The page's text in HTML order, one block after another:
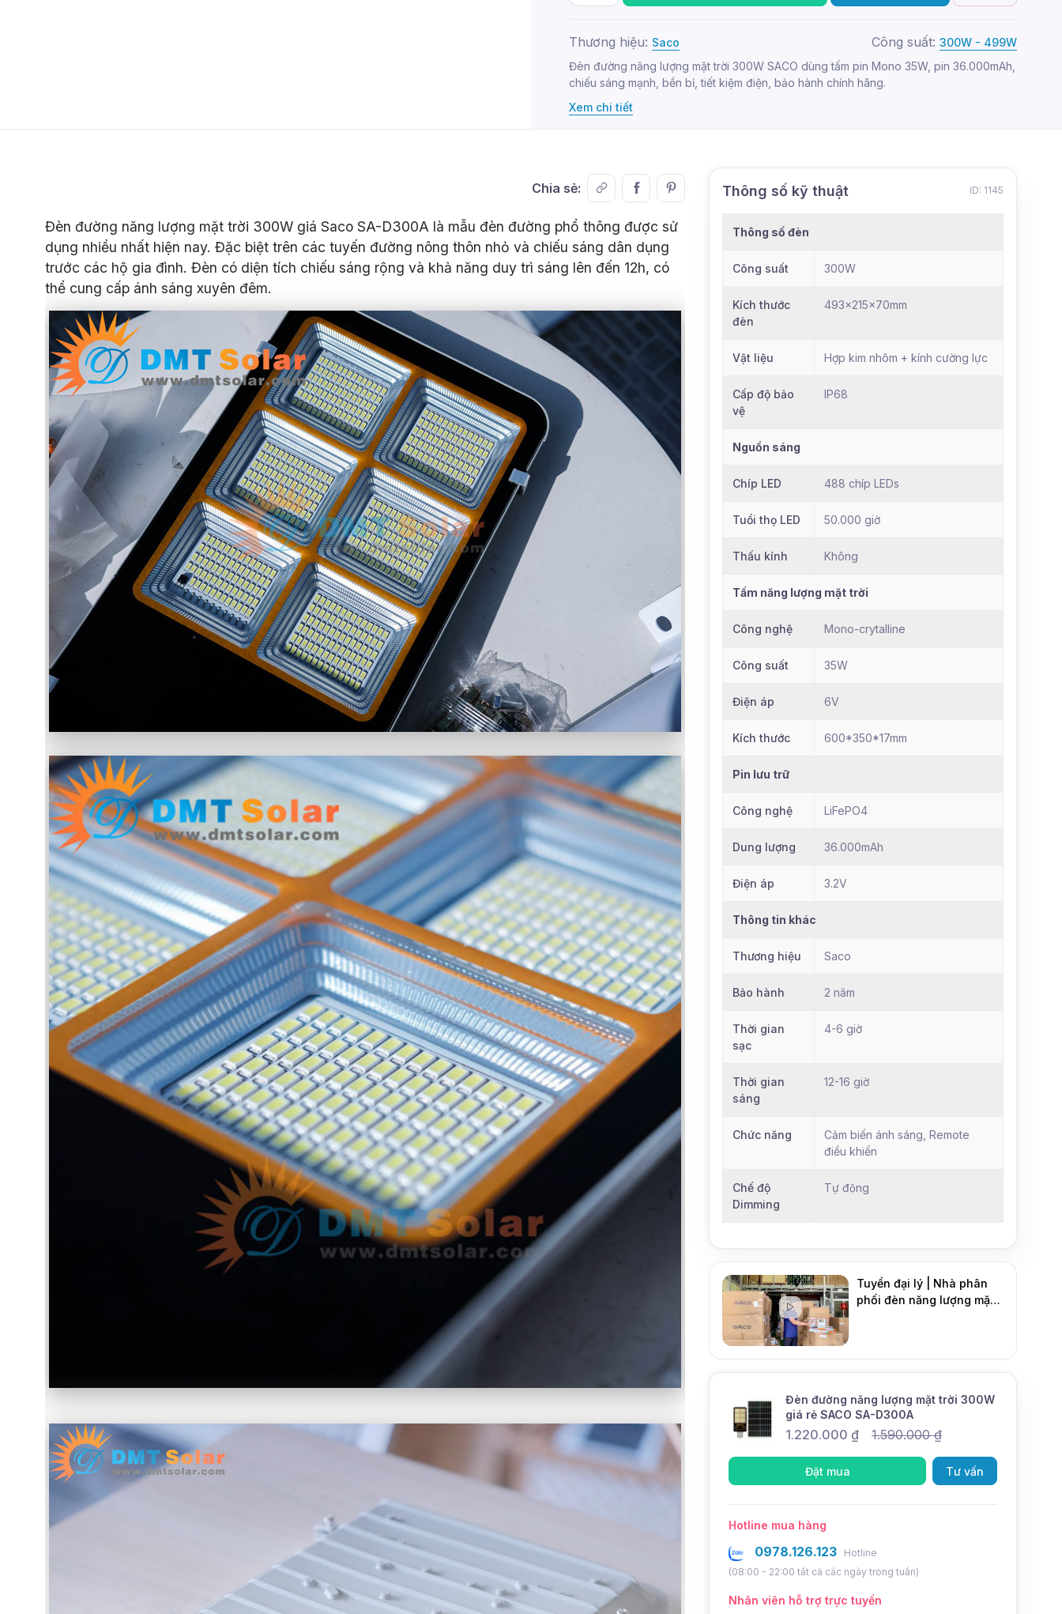
Thương hiệu: Saco Công suất: 300W - 499W
Đèn đường năng lượng mặt trời 300W SACO dùng tấm pin Mono 35W, pin 36.000mAh,
chiếu sáng mạnh, bền bỉ, tiết kiệm điện, bảo hành chính hãng.
Xem chi tiết
Chia sẻ:
Đèn đường năng lượng mặt trời 300W giá Saco SA-D300A là mẫu đèn đường phổ thông được sử
dụng nhiều nhất hiện nay. Đặc biệt trên các tuyến đường nông thôn nhỏ và chiếu sáng dân dụng
trước các hộ gia đình. Đèn có diện tích chiếu sáng rộng và khả năng duy trì sáng lên đến 12h, có
thể cung cấp ánh sáng xuyên đêm.
Thông số kỹ thuật ID: 1145
Thông số đèn
Công suất 300W
Kích thước
đèn
493x215x70mm
Vật liệu Hợp kim nhôm + kính cường lực
Cấp độ bảo
vệ
IP68
Nguồn sáng
Chíp LED 488 chíp LEDs
Tuổi thọ LED 50.000 giờ
Thấu kính Không
Tấm năng lượng mặt trời
Công nghệ Mono-crytalline
Công suất 35W
Điện áp 6V
Kích thước 600*350*17mm
Pin lưu trữ
Công nghệ LiFePO4
Dung lượng 36.000mAh
Điện áp 3.2V
Thông tin khác
Thương hiệu Saco
Bảo hành 2 năm
Thời gian
sạc
4-6 giờ
Thời gian
sáng
12-16 giờ
Chức năng
Cảm biến ánh sáng, Remote
điều khiển
Chế độ
Dimming
Tự động
Tuyển đại lý | Nhà phân
phối đèn năng lượng mặt
Đèn đường năng lượng mặt trời 300W
giá rẻ SACO SA-D300A
1.220.000 ₫ 1.590.000₫
Đặt mua Tư vấn
Hotline mua hàng
0978.126.123
Hotline
(08:00 - 22:00 tất cả các ngày trong tuần)
Nhân viên hỗ trợ trực tuyến